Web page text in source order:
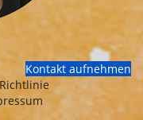
Kontakt aufnehmen